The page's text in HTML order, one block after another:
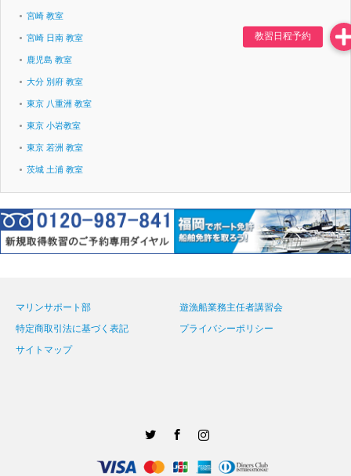
宮崎 教室
宮崎 日南 教室
鹿児島 教室
大分 別府 教室
東京 八重洲 教室
東京 小岩教室
東京 若洲 教室
茨城 土浦 教室
マリンサポート部
遊漁船業務主任者講習会
特定商取引法に基づく表記
プライバシーポリシー
サイトマップ